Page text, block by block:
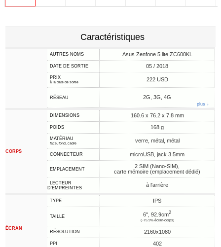
Caractéristiques
AUTRES NOMS Asus Zenfone 5 lite ZC600KL
DATE DE SORTIE 05 / 2018
PRIX
à la date de sortie 222 USD
RÉSEAU 2G, 3G, 4G
plus ↓
CORPS
DIMENSIONS 160.6 x 76.2 x 7.8 mm
POIDS 168 g
MATÉRIAU
face, fond, cadre verre, métal, métal
CONNECTEUR microUSB, jack 3.5mm
EMPLACEMENT
2 SIM (Nano-SIM),
carte mémoire (emplacement dédié)
LECTEUR
D'EMPREINTES
à l'arrière
ÉCRAN
TYPE IPS
TAILLE 6", 92.9cm2
(~75.9% écran-corps)
RÉSOLUTION 2160x1080
PPI 402